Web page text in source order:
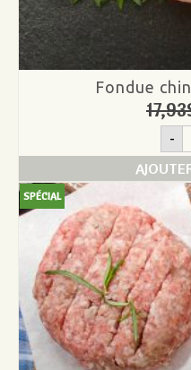
Fondue
17,93
-
SPÉCIAL